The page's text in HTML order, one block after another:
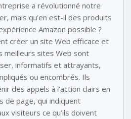
a révolutionné notre
mais qu’en est-il des produits
Amazon possible ?
créer un site Web efficace et
meilleurs sites Web sont
informatifs et attrayants,
ou encombrés. Ils
des appels à l’action clairs en
de page, qui indiquent
visiteurs ce qu’ils doivent